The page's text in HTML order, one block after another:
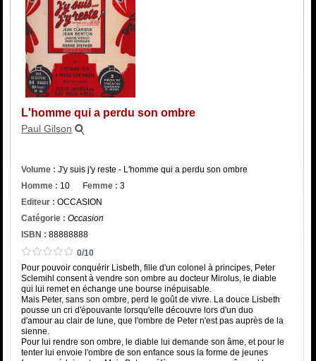
Nb. d'hommes :
Nb. Femmes
Nb. Enfants
à
Catégorie
L'homme qui a perdu son ombre
Paul Gilson
Volume : J'y suis j'y reste - L'homme qui a perdu son ombre
Homme : 10 Femme : 3
Editeur : OCCASION
Catégorie : Occasion
ISBN : 88888888
0/10
Pour pouvoir conquérir Lisbeth, fille d'un colonel à principes, Peter
Sclemihl consent à vendre son ombre au docteur Mirolus, le diable
qui lui remet en échange une bourse inépuisable.
Mais Peter, sans son ombre, perd le goût de vivre. La douce Lisbeth
pousse un cri d'épouvante lorsqu'elle découvre lors d'un duo
d'amour au clair de lune, que l'ombre de Peter n'est pas auprès de la
sienne.
Pour lui rendre son ombre, le diable lui demande son âme, et pour le
tenter lui envoie l'ombre de son enfance sous la forme de jeunes